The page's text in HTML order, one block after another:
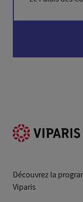
Découvrez la
Viparis